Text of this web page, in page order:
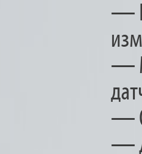
—
—
—
—